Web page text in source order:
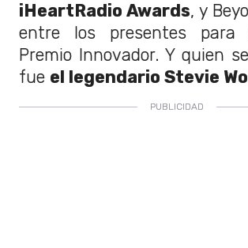
iHeartRadio Awards, y
entre los presentes para
Premio Innovador. Y quien
fue el legendario Stevie